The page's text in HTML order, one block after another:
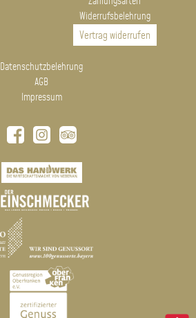
Widerrufsbelehrung
Vertrag widerrufen
Datenschutzbelehrung
AGB
Impressum